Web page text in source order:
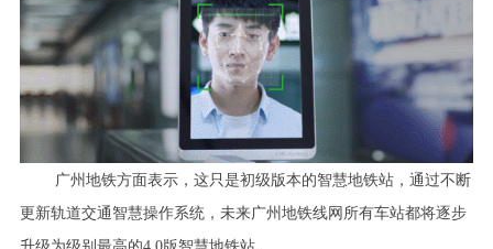
广州地铁方面表示，这只是初级版本的智慧地铁站，通过不断
更新轨道交通智慧操作系统，未来广州地铁线网所有车站都将逐步